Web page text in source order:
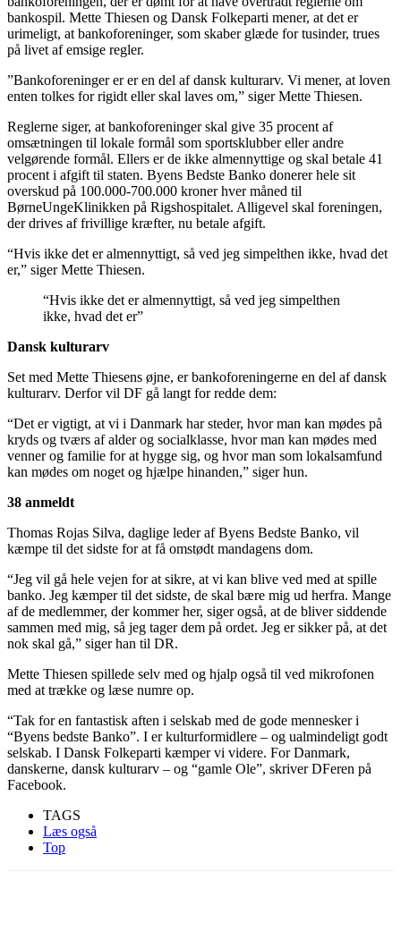
bankospil. Mette Thiesen og Dansk Folkeparti mener, at det er
urimeligt, at bankoforeninger, som skaber glæde for tusinder, trues
på livet af emsige regler.
”Bankoforeninger er er en del af dansk kulturarv. Vi mener, at loven
enten tolkes for rigidt eller skal laves om,” siger Mette Thiesen.
Reglerne siger, at bankoforeninger skal give 35 procent af
omsætningen til lokale formål som sportsklubber eller andre
velgørende formål. Ellers er de ikke almennyttige og skal betale 41
procent i afgift til staten. Byens Bedste Banko donerer hele sit
overskud på 100.000-700.000 kroner hver måned til
BørneUngeKlinikken på Rigshospitalet. Alligevel skal foreningen,
der drives af frivillige kræfter, nu betale afgift.
“Hvis ikke det er almennyttigt, så ved jeg simpelthen ikke, hvad det
er,” siger Mette Thiesen.
“Hvis ikke det er almennyttigt, så ved jeg simpelthen
ikke, hvad det er”
Dansk kulturarv
Set med Mette Thiesens øjne, er bankoforeningerne en del af dansk
kulturarv. Derfor vil DF gå langt for redde dem:
“Det er vigtigt, at vi i Danmark har steder, hvor man kan mødes på
kryds og tværs af alder og socialklasse, hvor man kan mødes med
venner og familie for at hygge sig, og hvor man som lokalsamfund
kan mødes om noget og hjælpe hinanden,” siger hun.
38 anmeldt
Thomas Rojas Silva, daglige leder af Byens Bedste Banko, vil
kæmpe til det sidste for at få omstødt mandagens dom.
“Jeg vil gå hele vejen for at sikre, at vi kan blive ved med at spille
banko. Jeg kæmper til det sidste, de skal bære mig ud herfra. Mange
af de medlemmer, der kommer her, siger også, at de bliver siddende
sammen med mig, så jeg tager dem på ordet. Jeg er sikker på, at det
nok skal gå,” siger han til DR.
Mette Thiesen spillede selv med og hjalp også til ved mikrofonen
med at trække og læse numre op.
“Tak for en fantastisk aften i selskab med de gode mennesker i
“Byens bedste Banko”. I er kulturformidlere – og ualmindeligt godt
selskab. I Dansk Folkeparti kæmper vi videre. For Danmark,
danskerne, dansk kulturarv – og “gamle Ole”, skriver DFeren på
Facebook.
TAGS
Læs også
Top